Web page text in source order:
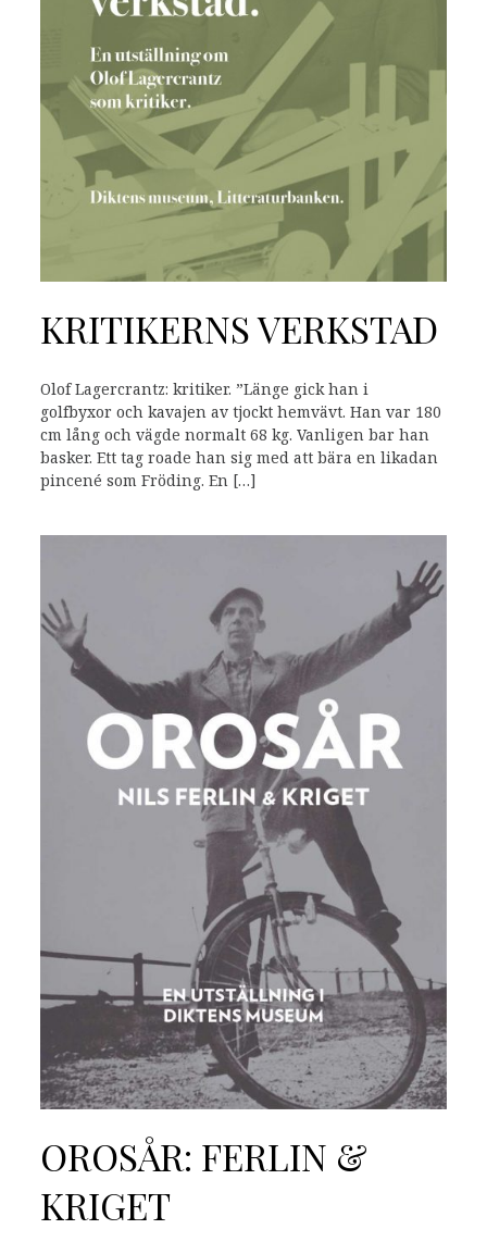
KRITIKERNS VERKSTAD
Olof Lagercrantz: kritiker. ”Länge gick han i
golfbyxor och kavajen av tjockt hemvävt. Han var 180
cm lång och vägde normalt 68 kg. Vanligen bar han
basker. Ett tag roade han sig med att bära en likadan
pincené som Fröding. En […]
OROSÅR: FERLIN &
KRIGET